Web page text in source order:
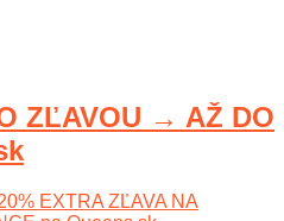
ZĽAVOU → AŽ DO